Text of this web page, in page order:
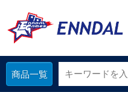
商品一覧